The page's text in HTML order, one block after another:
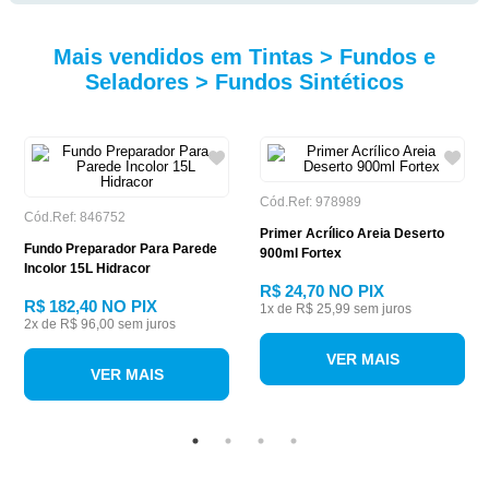
Mais vendidos em Tintas > Fundos e
Seladores > Fundos Sintéticos
Cód.Ref: 846752
Fundo Preparador Para Parede
Incolor 15L Hidracor
R$ 182,40 NO PIX
2x de R$ 96,00 sem juros
VER MAIS
Cód.Ref: 978989
Primer Acrílico Areia Deserto
900ml Fortex
R$ 24,70 NO PIX
1x de R$ 25,99 sem juros
VER MAIS